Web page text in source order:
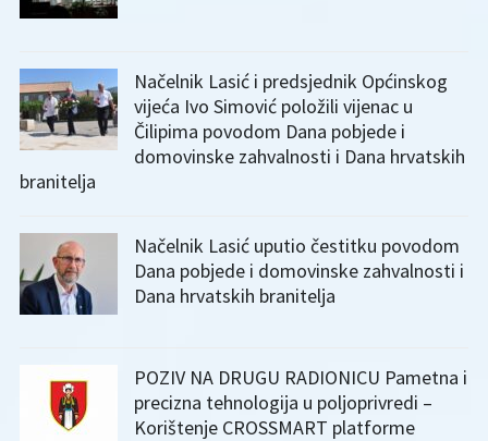
Načelnik Lasić i predsjednik Općinskog
vijeća Ivo Simović položili vijenac u
Čilipima povodom Dana pobjede i
domovinske zahvalnosti i Dana hrvatskih
branitelja
Načelnik Lasić uputio čestitku povodom
Dana pobjede i domovinske zahvalnosti i
Dana hrvatskih branitelja
POZIV NA DRUGU RADIONICU Pametna i
precizna tehnologija u poljoprivredi –
Korištenje CROSSMART platforme